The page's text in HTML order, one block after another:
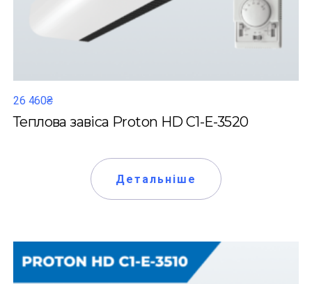
26 460₴
Теплова завіса Proton HD C1-Е-3520
Детальніше